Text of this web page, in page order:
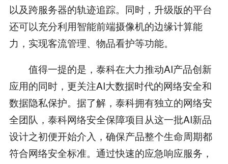
以及跨服务器的轨迹追踪。同时，升级版的平台
还可以充分利用智能前端摄像机的边缘计算能
力，实现客流管理、物品看护等功能。
值得一提的是，泰科在大力推动AI产品创新
应用的同时，更关注AI大数据时代的网络安全和
数据隐私保护。据了解，泰科拥有独立的网络安
全团队，泰科网络安全保障项目从这一批AI新品
设计之初便开始介入，确保产品整个生命周期都
符合网络安全标准。通过快速的应急响应服务，